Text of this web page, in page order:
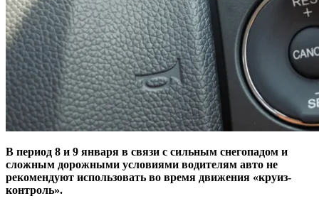
В период 8 и 9 января в связи с сильным снегопадом и
сложным дорожными условиями водителям авто не
рекомендуют использовать во время движения «круиз-
контроль».